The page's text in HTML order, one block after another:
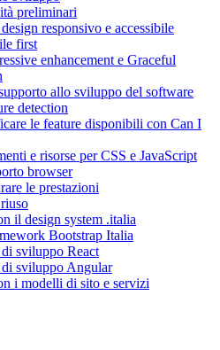
preliminari
responsivo e accessibile
first
enhancement e Graceful
allo sviluppo del software
detection
le feature disponibili con Can I
e risorse per CSS e JavaScript
browser
le prestazioni
il design system .italia
Bootstrap Italia
sviluppo React
sviluppo Angular
i modelli di sito e servizi